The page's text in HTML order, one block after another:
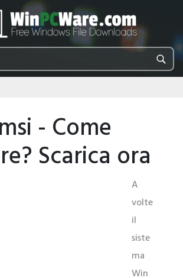
- Come
Scarica ora
A
volte
il
siste
ma
Win